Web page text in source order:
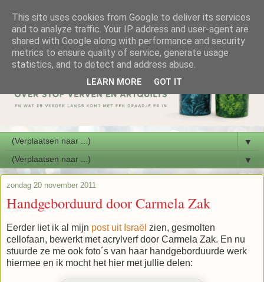
▼
▼
zondag 20 november 2011
Handgeborduurd door Carmela Zak
Eerder liet ik al mijn post uit Israël zien, gesmolten
cellofaan, bewerkt met acrylverf door Carmela Zak. En nu
stuurde ze me ook foto´s van haar handgeborduurde werk
hiermee en ik mocht het hier met jullie delen:
This site uses cookies from Google to deliver its services
and to analyze traffic. Your IP address and user-agent are
shared with Google along with performance and security
metrics to ensure quality of service, generate usage
statistics, and to detect and address abuse.
LEARN MORE GOT IT